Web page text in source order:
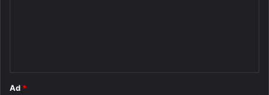
Ad *